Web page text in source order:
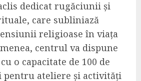
dedicat rugăciunii și
care subliniază
religioase în viața
centrul va dispune
o capacitate de 100 de
pentru ateliere și activități